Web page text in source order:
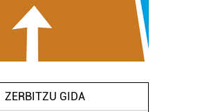
ZERBITZU GIDA